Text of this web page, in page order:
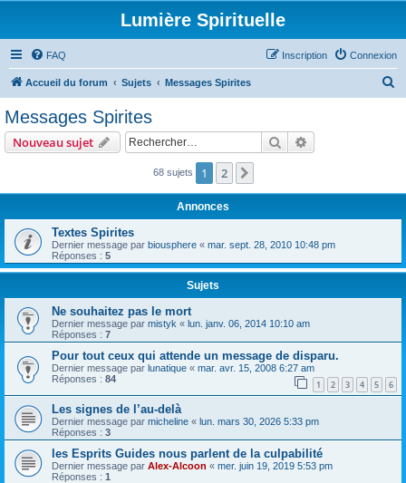
Lumière Spirituelle
FAQ Connexion
Inscription
Accueil du forum Sujets Messages Spirites
r
Messages Spirites
Nouveau sujet Rechercher
68 sujets 1 2
Annonces
Textes Spirites
Dernier message par biousphere « mar. sept. 28, 2010 10:48 pm
Réponses : 5
Sujets
Ne souhaitez pas le mort
Dernier message par mistyk « lun. janv. 06, 2014 10:10 am
Réponses : 7
Pour tout ceux qui attende un message de disparu.
Dernier message par lunatique « mar. avr. 15, 2008 6:27 am
Réponses : 84 1 2 3 4 5 6
Les signes de l’au-delà
Dernier message par micheline « lun. mars 30, 2026 5:33 pm
Réponses : 3
les Esprits Guides nous parlent de la culpabilité
Dernier message par Alex-Alcoon « mer. juin 19, 2019 5:53 pm
Réponses : 1